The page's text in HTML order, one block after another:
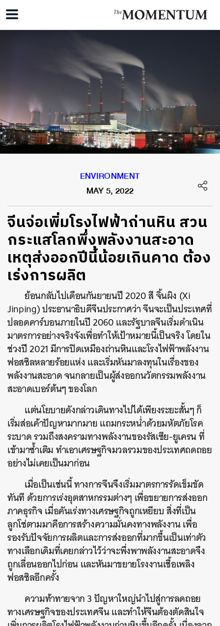
ENVIRONMENT
MAY 5, 2022
จีนจ่อเพิ่มโรงไฟฟ้าถ่านหิน สวน
กระแสโลกพึ่งพลังงานสะอาด
เหตุส่งออกปีนี้น้อยเกินคาด ต้อง
เร่งการผลิต
ย้อนกลับไปเดือนกันยายนปี 2020 สี จิ้นผิง (Xi
Jinping) ประธานาธิบดีจีนประกาศว่า จีนจะเป็นประเทศที่
ปลอดคาร์บอนภายในปี 2060 และรัฐบาลจีนเริ่มดำเนิน
มาตรการอย่างจริงจังเพื่อทำให้เป้าหมายนี้เป็นจริง โดยใน
ช่วงปี 2021 มีการปิดเหมืองถ่านหินและโรงไฟฟ้าพลังงาน
ฟอสซิลหลายร้อยแห่ง และเริ่มหันมาลงทุนในเรื่องของ
พลังงานสะอาด จนกลายเป็นผู้ส่งออกนวัตกรรมพลังงาน
สะอาดเบอร์ต้นๆ ของโลก
แต่นโยบายดังกล่าวเดินทางไปได้เพียงระยะสั้นๆ ก็
เริ่มส่อเค้าปัญหามากมาย แถมกระหน่ำด้วยมหัตภัยโรค
ระบาด รวมถึงสงครามทางพลังงานของรัสเซีย-ยูเครน ที่
เข้ามาซ้ำเติม ทำเอาเศรษฐกิจมวลรวมของประเทศถดถอย
อย่างไม่เคยเป็นมาก่อน
เมื่อเป็นเช่นนี้ ทางการจีนจึงเริ่มมาตรการรัดเข็มขัด
ทันที ด้วยการเร่งอุตสาหกรรมต่างๆ เพื่อขยายการส่งออก
ภาคธุรกิจ เมื่อคันเร่งทางเศรษฐกิจถูกเหยียบ สิ่งที่เป็น
ลูกโซ่ตามมาคือการสร้างความมั่นคงทางพลังงาน เพื่อ
รองรับปัจจัยการผลิตและการส่งออกที่มากขึ้นเป็นเท่าตัว
ทางเลือกเดิมที่เคยกล่าวไว้ว่าจะพึ่งพาพลังงานสะอาดจึง
ถูกเลื่อนออกไปก่อน และหันมาขยายโรงงานเชื้อเพลิง
ฟอสซิลอีกครั้ง
ความท้าทายจาก 3 ปัญหาใหญ่นำไปสู่การลดถอย
ทางเศรษฐกิจของประเทศจีน และทำให้จีนต้องตัดสินใจ